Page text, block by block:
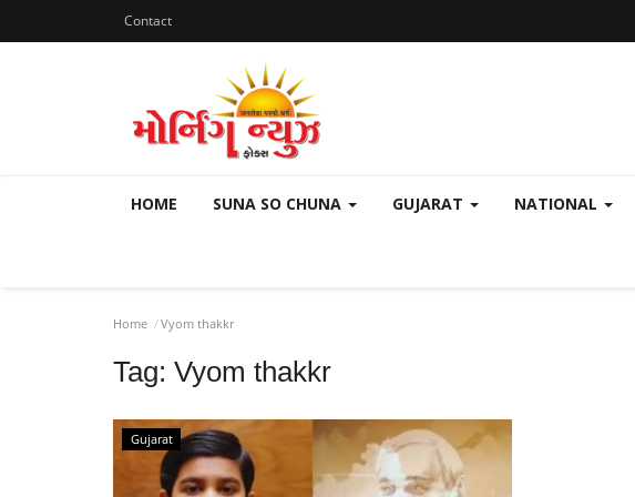
Contact
HOME SUNA SO CHUNA GUJARAT NATIONAL
Home Vyom thakkr
Tag: Vyom thakkr
Gujarat